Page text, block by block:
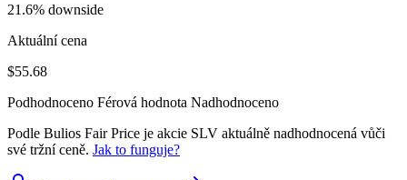
21.6% downside
Aktuální cena
$55.68
Podhodnoceno Férová hodnota Nadhodnoceno
Podle Bulios Fair Price je akcie SLV aktuálně nadhodnocená vůči
své tržní ceně. Jak to funguje?